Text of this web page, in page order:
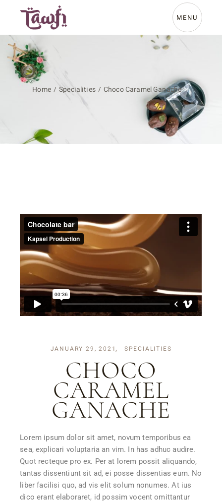
MENU
Home Specialities Choco Caramel Ganache
JANUARY 29, 2021 SPECIALITIES
CHOCO
CARAMEL
GANACHE
Lorem ipsum dolor sit amet, novum temporibus ea
sea, explicari voluptaria an vim. In has adhuc audire.
Quot recteque pro ex. Per at lorem possit aliquando,
tantas dissentiunt sit ad, ei posse dissentias eum. No
liber facilisi quo, ad vis elit solum nonumes. At ius
dico erant elaboraret, id possim vocent omittantur